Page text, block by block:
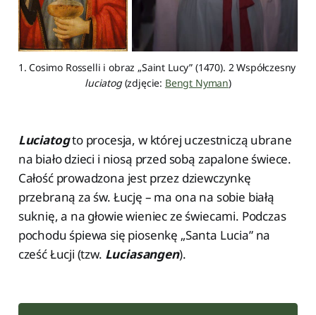
luciatog (zdjęcie: Bengt Nyman)
Luciatogto procesja, w której uczestniczą ubrane
na biało dzieci i niosą przed sobą zapalone świece.
Całość prowadzona jest przez dziewczynkę
przebraną za św. Łucję – ma ona na sobie białą
suknię, a na głowie wieniec ze świecami. Podczas
pochodu śpiewa się piosenkę „Santa Lucia” na
cześć Łucji (tzw. Luciasangen).